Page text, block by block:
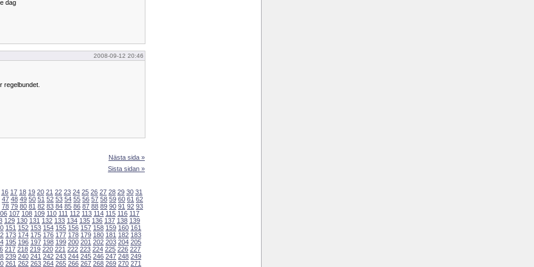
dag
2008-09-12 20:46
regelbundet.
Nästa sida »
Sista sidan »
16 17 18 19 20 21 22 23 24 25 26 27 28 29 30 31
47 48 49 50 51 52 53 54 55 56 57 58 59 60 61 62
78 79 80 81 82 83 84 85 86 87 88 89 90 91 92 93
107 108 109 110 111 112 113 114 115 116 117
129 130 131 132 133 134 135 136 137 138 139
151 152 153 154 155 156 157 158 159 160 161
173 174 175 176 177 178 179 180 181 182 183
195 196 197 198 199 200 201 202 203 204 205
217 218 219 220 221 222 223 224 225 226 227
239 240 241 242 243 244 245 246 247 248 249
261 262 263 264 265 266 267 268 269 270 271